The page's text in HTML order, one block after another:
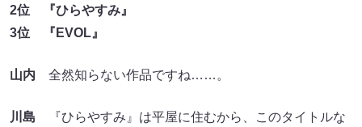
2位 『ひらやすみ』
3位 『EVOL』
山内 全然知らない作品ですね……。
川島 『ひらやすみ』は平屋に住むから、このタイトルな